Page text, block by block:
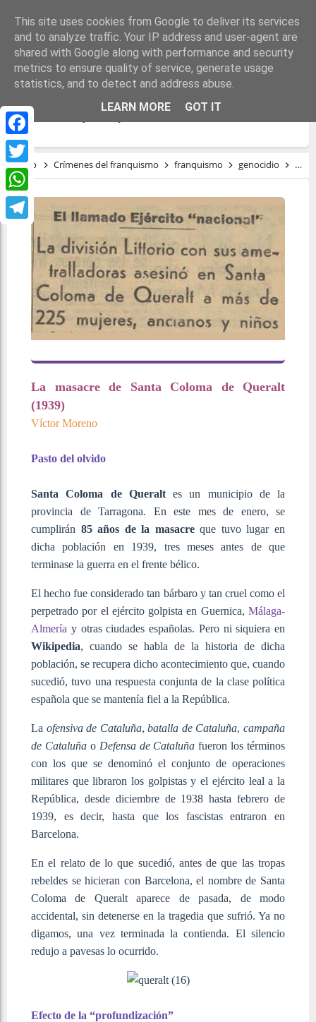
Facebook
Twitter
WhatsApp
LA MASACRE DE SANTA COLOMA DE
QUERALT (1939)
Inicio Crímenes del franquismo franquismo genocidio
La masacre de Santa Coloma de Queralt
(1939)
Víctor Moreno
Pasto del olvido
Santa Coloma de Queraltes un municipio de la
provincia de Tarragona. En este mes de enero, se
cumplirán 85 años de la masacreque tuvo lugar en
dicha población en 1939, tres meses antes de que
terminase la guerra en el frente bélico.
El hecho fue considerado tan bárbaro y tan cruel como el
perpetrado por el ejército golpista en Guernica, Málaga-
Almería y otras ciudades españolas. Pero ni siquiera en
Wikipedia, cuando se habla de la historia de dicha
población, se recupera dicho acontecimiento que, cuando
sucedió, tuvo una respuesta conjunta de la clase política
española que se mantenía fiel a la República.
La ofensiva de Cataluña,batalla de Cataluña,campaña
de Cataluñao Defensa de Cataluña fueron los términos
con los que se denominó el conjunto de operaciones
militares que libraron los golpistas y el ejército leal a la
República, desde diciembre de 1938 hasta febrero de
1939, es decir, hasta que los fascistas entraron en
Barcelona.
En el relato de lo que sucedió, antes de que las tropas
rebeldes se hicieran con Barcelona, el nombre de Santa
Coloma de Queralt aparece de pasada, de modo
accidental, sin detenerse en la tragedia que sufrió. Ya no
digamos, una vez terminada la contienda. El silencio
redujo a pavesas lo ocurrido.
Efecto de la “profundización”
This site uses cookies from Google to deliver its services
and to analyze traffic. Your IP address and user-agent are
shared with Google along with performance and security
metrics to ensure quality of service, generate usage
statistics, and to detect and address abuse.
LEARN MORE
GOT IT